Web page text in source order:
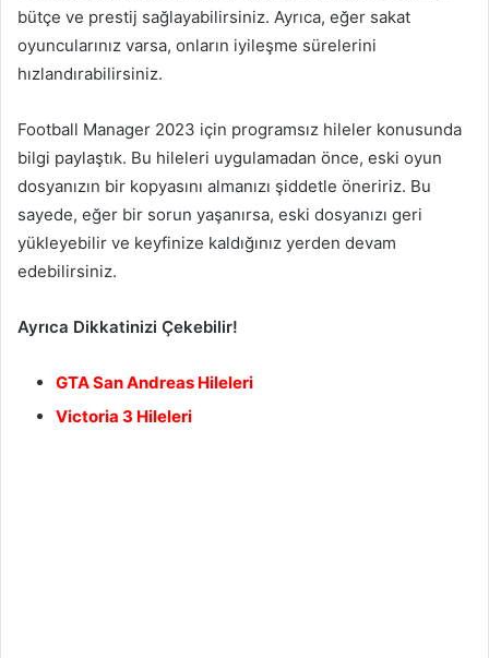
bütçe ve prestij sağlayabilirsiniz. Ayrıca, eğer sakat
oyuncularınız varsa, onların iyileşme sürelerini
hızlandırabilirsiniz.
Football Manager 2023 için programsız hileler konusunda
bilgi paylaştık. Bu hileleri uygulamadan önce, eski oyun
dosyanızın bir kopyasını almanızı şiddetle öneririz. Bu
sayede, eğer bir sorun yaşanırsa, eski dosyanızı geri
yükleyebilir ve keyfinize kaldığınız yerden devam
edebilirsiniz.
Ayrıca Dikkatinizi Çekebilir!
GTA San Andreas Hileleri
Victoria 3 Hileleri